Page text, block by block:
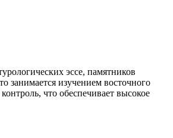
эссе, памятников
занимается изучением восточного
что обеспечивает высокое